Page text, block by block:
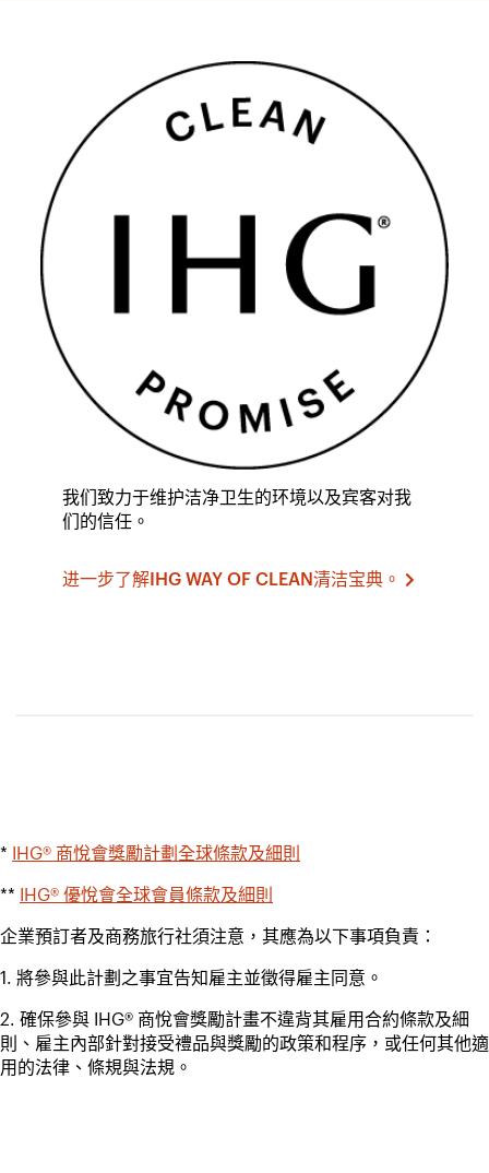
我们致力于维护洁净卫生的环境以及宾客对我
们的信任。
进一步了解IHG WAY OF CLEAN清洁宝典。
* IHG® 商悅會獎勵計劃全球條款及細則
** IHG® 優悅會全球會員條款及細則
企業預訂者及商務旅行社須注意，其應為以下事項負責：
1. 將參與此計劃之事宜告知雇主並徵得雇主同意。
2. 確保參與 IHG® 商悅會獎勵計畫不違背其雇用合約條款及細
則、雇主內部針對接受禮品與獎勵的政策和程序，或任何其他適
用的法律、條規與法規。